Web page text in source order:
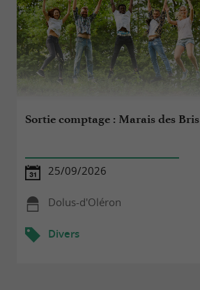
Sortie comptage : Marais des Bris
25/09/2026
Dolus-d'Oléron
Divers